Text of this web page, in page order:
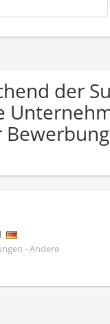
der
- Andere